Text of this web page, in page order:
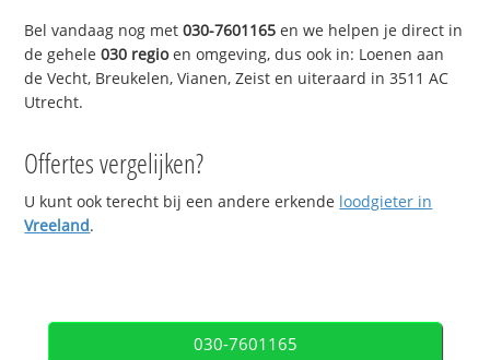
Bel vandaag nog met030-7601165 en we helpen je direct in
de gehele030 regioen omgeving, dus ook in: Loenen aan
de Vecht, Breukelen, Vianen, Zeist en uiteraard in 3511 AC
Utrecht.
Offertes vergelijken?
U kunt ook terecht bij een andere erkende loodgieter in
Vreeland.
030-7601165